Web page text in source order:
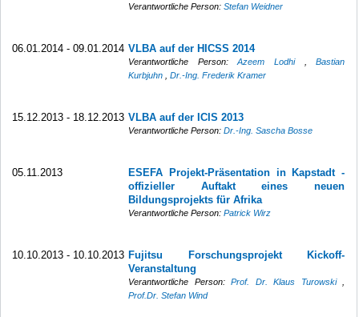
Verantwortliche Person:Stefan Weidner
06.01.2014 - 09.01.2014 VLBA auf der HICSS 2014
Verantwortliche Person:Azeem Lodhi ,Bastian
Kurbjuhn
,Dr.-Ing. Frederik Kramer
15.12.2013 - 18.12.2013 VLBA auf der ICIS 2013
Verantwortliche Person:Dr.-Ing. Sascha Bosse
05.11.2013
ESEFA Projekt-Präsentation in Kapstadt -
offizieller Auftakt eines neuen
Bildungsprojekts für Afrika
Verantwortliche Person:Patrick Wirz
10.10.2013 - 10.10.2013 Fujitsu Forschungsprojekt Kickoff-
Veranstaltung
Verantwortliche Person:Prof. Dr. Klaus Turowski
Prof.Dr. Stefan Wind